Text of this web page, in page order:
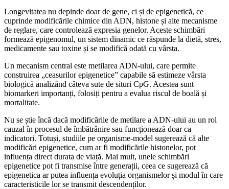
Longevitatea nu depinde doar de gene, ci și de epigenetică, ce
cuprinde modificările chimice din ADN, histone și alte mecanisme
de reglare, care controlează expresia genelor. Aceste schimbări
formează epigenomul, un sistem dinamic ce răspunde la dietă, stres,
medicamente sau toxine și se modifică odată cu vârsta.
Un mecanism central este metilarea ADN-ului, care permite
construirea „ceasurilor epigenetice” capabile să estimeze vârsta
biologică analizând câteva sute de situri CpG. Acestea sunt
biomarkeri importanți, folosiți pentru a evalua riscul de boală și
mortalitate.
Nu se știe încă dacă modificările de metilare a ADN-ului au un rol
cauzal în procesul de îmbătrânire sau funcționează doar ca
indicatori. Totuși, studiile pe organisme-model sugerează că alte
modificări epigenetice, cum ar fi modificările histonelor, pot
influența direct durata de viață. Mai mult, unele schimbări
epigenetice pot fi transmise între generații, ceea ce sugerează că
epigenetica ar putea influența evoluția organismelor și modul în care
caracteristicile lor se transmit descendenților.